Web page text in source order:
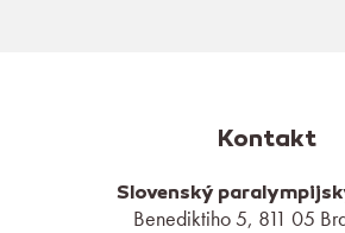
Kontakt
Slovenský
Benediktiho 5, 811 05